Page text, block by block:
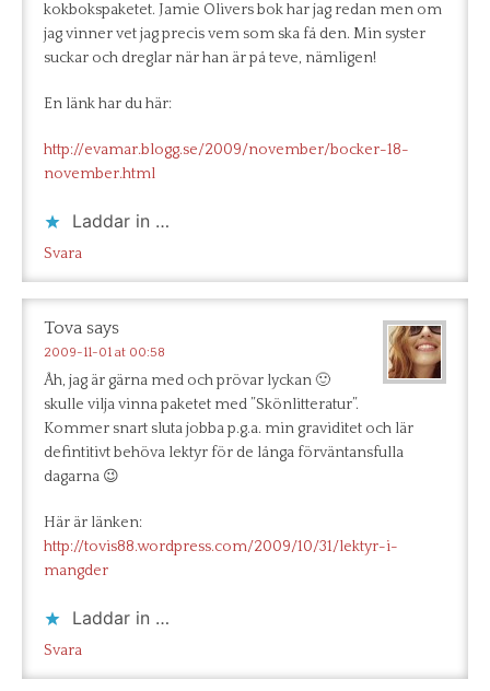
kokbokspaketet. Jamie Olivers bok har jag redan men om
jag vinner vet jag precis vem som ska få den. Min syster
suckar och dreglar när han är på teve, nämligen!
En länk har du här:
http://evamar.blogg.se/2009/november/bocker-18-
november.html
Laddar in …
Svara
Tova says
2009-11-01 at 00:58
Åh, jag är gärna med och prövar lyckan 🙂
skulle vilja vinna paketet med ”Skönlitteratur”.
Kommer snart sluta jobba p.g.a. min graviditet och lär
defintitivt behöva lektyr för de långa förväntansfulla
dagarna 😉
Här är länken:
http://tovis88.wordpress.com/2009/10/31/lektyr-i-
mangder
Laddar in …
Svara